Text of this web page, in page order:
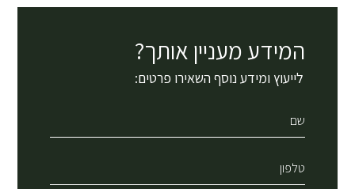
המידע מעניין אותך?
לייעוץ ומידע נוסף השאירו פרטים: